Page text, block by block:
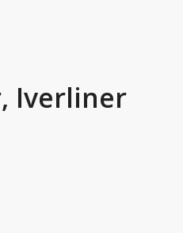
Iverliner